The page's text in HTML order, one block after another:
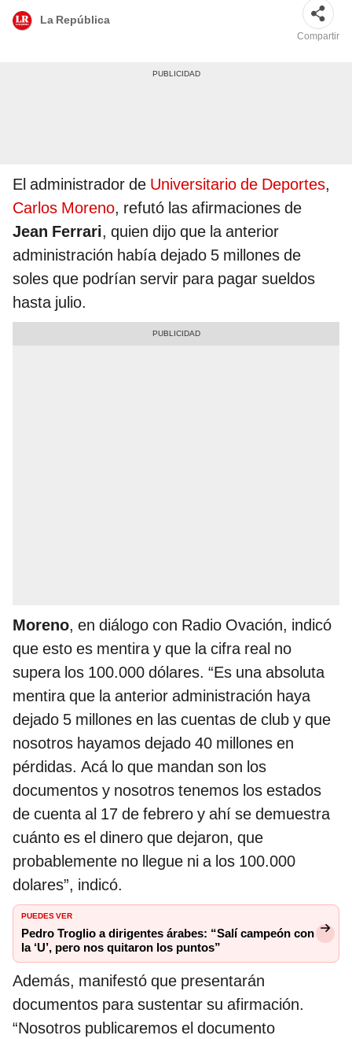
La República
Compartir
El administrador de Universitario de Deportes,
Carlos Moreno, refutó las afirmaciones de
Jean Ferrari, quien dijo que la anterior
administración había dejado 5 millones de
soles que podrían servir para pagar sueldos
hasta julio.
Moreno, en diálogo con Radio Ovación, indicó
que esto es mentira y que la cifra real no
supera los 100.000 dólares. “Es una absoluta
mentira que la anterior administración haya
dejado 5 millones en las cuentas de club y que
nosotros hayamos dejado 40 millones en
pérdidas. Acá lo que mandan son los
documentos y nosotros tenemos los estados
de cuenta al 17 de febrero y ahí se demuestra
cuánto es el dinero que dejaron, que
probablemente no llegue ni a los 100.000
dolares”, indicó.
PUEDES VER
Pedro Troglio a dirigentes árabes: “Salí campeón con
la ‘U’, pero nos quitaron los puntos”
Además, manifestó que presentarán
documentos para sustentar su afirmación.
“Nosotros publicaremos el documento